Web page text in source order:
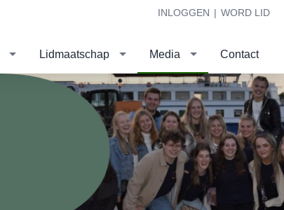
INLOGGEN | WORD LID
Lidmaatschap Media Contact